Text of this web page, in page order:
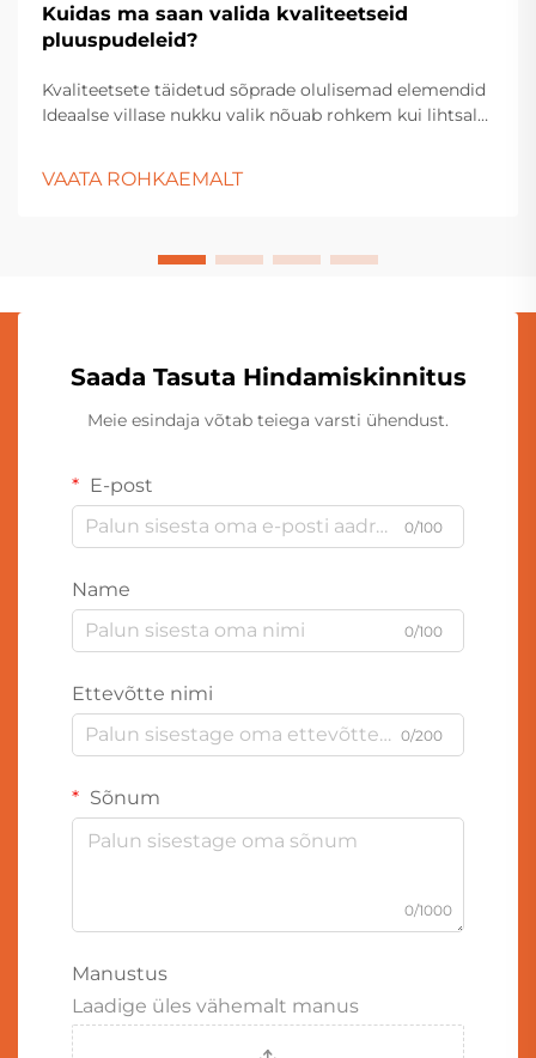
Kuidas ma saan valida kvaliteetseid
pluuspudeleid?
Kvaliteetsete täidetud sõprade olulisemad elemendid
Ideaalse villase nukku valik nõuab rohkem kui lihtsalt
kui ka täiskasvanud kogujate eksponeerimised...
VAATA ROHKAEMALT
Saada Tasuta Hindamiskinnitus
Meie esindaja võtab teiega varsti ühendust.
E-post
0/100
Name
0/100
Ettevõtte nimi
0/200
Sõnum
0/1000
Manustus
Laadige üles vähemalt manus